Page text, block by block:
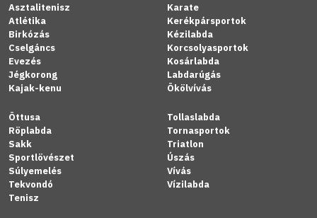
Asztalitenisz
Atlétika
Birkózás
Cselgáncs
Evezés
Jégkorong
Kajak-kenu
Karate
Kerékpársportok
Kézilabda
Korcsolyasportok
Kosárlabda
Labdarúgás
Ökölvívás
Öttusa
Röplabda
Sakk
Sportlövészet
Súlyemelés
Tekvondó
Tenisz
Tollaslabda
Tornasportok
Triatlon
Úszás
Vívás
Vízilabda